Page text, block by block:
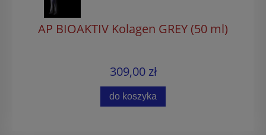
AP BIOAKTIV Kolagen GREY (50 ml)
309,00 zł
do koszyka